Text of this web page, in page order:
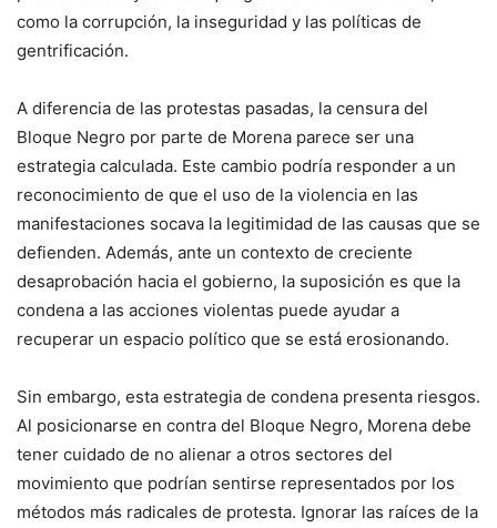
como la corrupción, la inseguridad y las políticas de
gentrificación.
A diferencia de las protestas pasadas, la censura del
Bloque Negro por parte de Morena parece ser una
estrategia calculada. Este cambio podría responder a un
reconocimiento de que el uso de la violencia en las
manifestaciones socava la legitimidad de las causas que se
defienden. Además, ante un contexto de creciente
desaprobación hacia el gobierno, la suposición es que la
condena a las acciones violentas puede ayudar a
recuperar un espacio político que se está erosionando.
Sin embargo, esta estrategia de condena presenta riesgos.
Al posicionarse en contra del Bloque Negro, Morena debe
tener cuidado de no alienar a otros sectores del
movimiento que podrían sentirse representados por los
métodos más radicales de protesta. Ignorar las raíces de la